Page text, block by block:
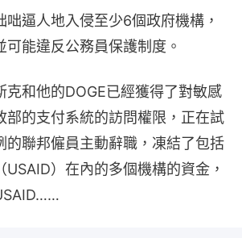
咄逼人地入侵至少6個政府機構，
能違反公務員保護制度。
克和他的DOGE已經獲得了對敏感
部的支付系統的訪問權限，正在試
的聯邦僱員主動辭職，凍結了包括
USAID）在內的多個機構的資金，